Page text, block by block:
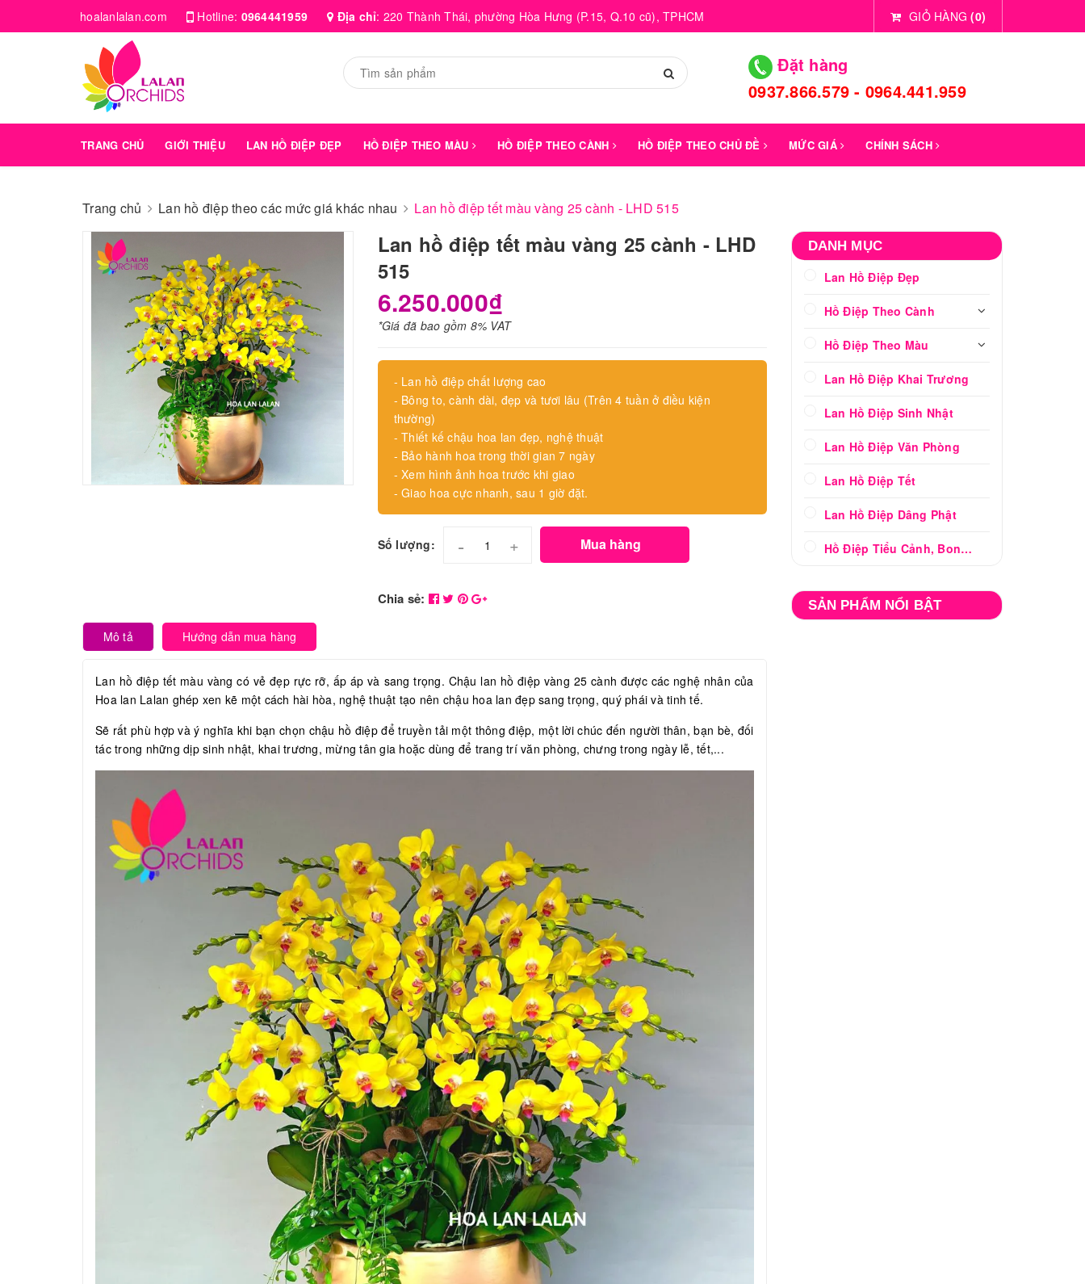
hoalanlalan.com Hotline: 0964441959 Địa chỉ: 220 Thành Thái, phường Hòa Hưng (P.15, Q.10 cũ), TPHCM GIỎ HÀNG (0)
Đặt hàng
0937.866.579 - 0964.441.959
TRANG CHỦ GIỚI THIỆU LAN HỒ ĐIỆP ĐẸP HỒ ĐIỆP THEO MÀU HỒ ĐIỆP THEO CÀNH HỒ ĐIỆP THEO CHỦ ĐỀ MỨC GIÁ CHÍNH SÁCH
Trang chủ Lan hồ điệp theo các mức giá khác nhau Lan hồ điệp tết màu vàng 25 cành - LHD 515
Lan hồ điệp tết màu vàng 25 cành - LHD
515
6.250.000₫
*Giá đã bao gồm 8% VAT
- Lan hồ điệp chất lượng cao
- Bông to, cành dài, đẹp và tươi lâu (Trên 4 tuần ở điều kiện
thường)
- Thiết kế chậu hoa lan đẹp, nghệ thuật
- Bảo hành hoa trong thời gian 7 ngày
- Xem hình ảnh hoa trước khi giao
- Giao hoa cực nhanh, sau 1 giờ đặt.
Số lượng: - + Mua hàng
Chia sẻ:
Mô tả Hướng dẫn mua hàng
Lan hồ điệp tết màu vàng có vẻ đẹp rực rỡ, ấp áp và sang trọng. Chậu lan hồ điệp vàng 25 cành được các nghệ nhân của
Hoa lan Lalan ghép xen kẽ một cách hài hòa, nghệ thuật tạo nên chậu hoa lan đẹp sang trọng, quý phái và tinh tế.
Sẽ rất phù hợp và ý nghĩa khi bạn chọn chậu hồ điệp để truyền tải một thông điệp, một lời chúc đến người thân, bạn bè, đối
tác trong những dịp sinh nhật, khai trương, mừng tân gia hoặc dùng để trang trí văn phòng, chưng trong ngày lễ, tết,...
DANH MỤC
Lan Hồ Điệp Đẹp
Hồ Điệp Theo Cành
Hồ Điệp Theo Màu
Lan Hồ Điệp Khai Trương
Lan Hồ Điệp Sinh Nhật
Lan Hồ Điệp Văn Phòng
Lan Hồ Điệp Tết
Lan Hồ Điệp Dâng Phật
Hồ Điệp Tiểu Cảnh, Bonsai
SẢN PHẨM NỔI BẬT